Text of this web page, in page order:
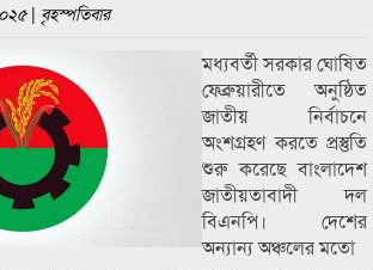
| বৃহস্পতিবার
মধ্যবর্তী সরকার ঘোষিত
ফেব্রুয়ারীতে অনুষ্ঠিত
জাতীয় নির্বাচনে
অংশগ্রহণ করতে প্রস্তুতি
শুরু করেছে বাংলাদেশ
জাতীয়তাবাদী দল
বিএনপি। দেশের
অন্যান্য অঞ্চলের মতো